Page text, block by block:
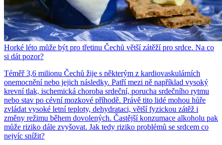
Horké léto může být pro třetinu Čechů větší zátěží pro srdce. Na co
si dát pozor?
Téměř 3,6 milionu Čechů žije s některým z kardiovaskulárních
onemocnění nebo jejich následky. Patří mezi ně například vysoký
krevní tlak, ischemická choroba srdeční, porucha srdečního rytmu
nebo stav po cévní mozkové příhodě. Právě tito lidé mohou hůře
zvládat vysoké letní teploty, dehydrataci, větší fyzickou zátěž i
změny režimu během dovolených. Častější konzumace alkoholu pak
může riziko dále zvyšovat. Jak tedy riziko problémů se srdcem co
nejvíc snížit?